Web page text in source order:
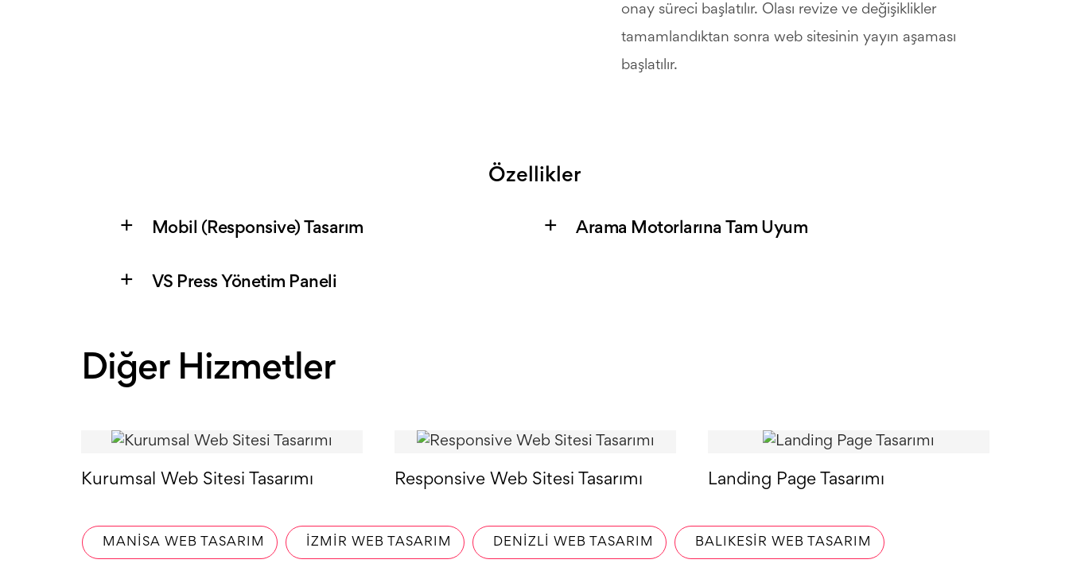
onay süreci başlatılır. Olası revize ve değişiklikler
tamamlandıktan sonra web sitesinin yayın aşaması
başlatılır.
Özellikler
Mobil (Responsive) Tasarım
VS Press Yönetim Paneli
Arama Motorlarına Tam Uyum
Diğer Hizmetler
Kurumsal Web Sitesi Tasarımı Responsive Web Sitesi Tasarımı Landing Page Tasarımı
MANISA WEB TASARIM İZMIR WEB TASARIM DENIZLI WEB TASARIM BALIKESIR WEB TASARIM